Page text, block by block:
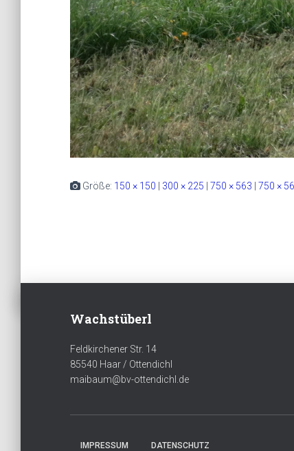
Größe: 150 × 150 300 × 225 750 × 563 750 ×
Wachstüberl
Feldkirchener Str. 14
85540 Haar / Ottendichl
maibaum@bv-ottendichl.de
IMPRESSUM DATENSCHUTZ